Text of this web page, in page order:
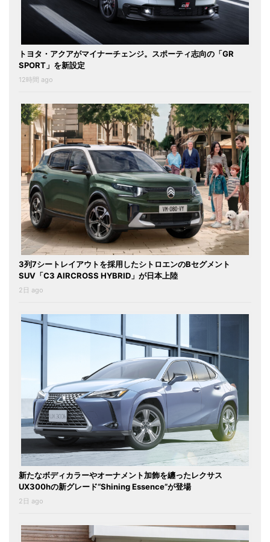
トヨタ・アクアがマイナーチェンジ。スポーティ志向の「GR
SPORT」を新設定
12時間 ago
3列7シートレイアウトを採用したシトロエンのBセグメント
SUV「C3 AIRCROSS HYBRID」が日本上陸
2日 ago
新たなボディカラーやオーナメント加飾を纏ったレクサス
UX300hの新グレード“Shining Essence”が登場
2日 ago